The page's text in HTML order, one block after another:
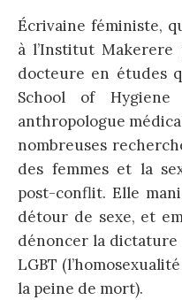
Écrivaine féministe,
à l’Institut Makerere
docteure en études
School of Hygiene
anthropologue
nombreuses
des femmes et la
post-conflit. Elle
détour de sexe, et
dénoncer la dictature
LGBT
la peine de mort).